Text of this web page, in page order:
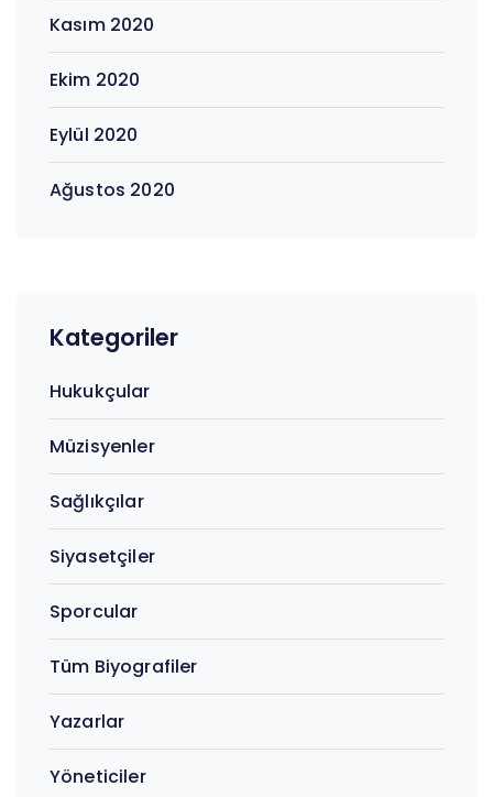
Kasım 2020
Ekim 2020
Eylül 2020
Ağustos 2020
Kategoriler
Hukukçular
Müzisyenler
Sağlıkçılar
Siyasetçiler
Sporcular
Tüm Biyografiler
Yazarlar
Yöneticiler